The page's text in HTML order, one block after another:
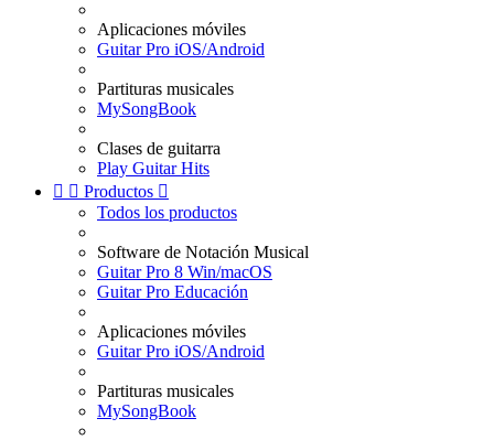
Aplicaciones móviles
Guitar Pro iOS/Android
Partituras musicales
MySongBook
Clases de guitarra
Play Guitar Hits
  Productos 
Todos los productos
Software de Notación Musical
Guitar Pro 8 Win/macOS
Guitar Pro Educación
Aplicaciones móviles
Guitar Pro iOS/Android
Partituras musicales
MySongBook